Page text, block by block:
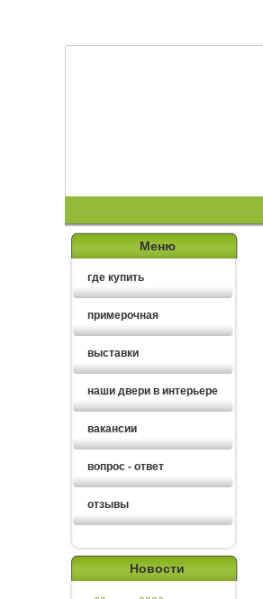
Меню
где купить
примерочная
выставки
наши двери в интерьере
вакансии
вопрос - ответ
отзывы
Новости